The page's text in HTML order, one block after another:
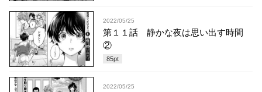
2022/05/25
第１１話 静かな夜は思い出す時間
②
85pt
2022/05/25